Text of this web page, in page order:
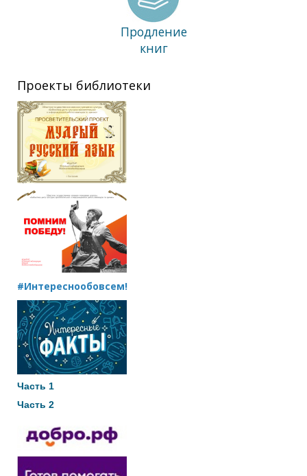
Продление
книг
Проекты библиотеки
#Интереснообовсем!
Часть 1
Часть 2